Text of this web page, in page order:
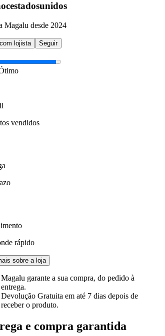
Magalu desde 2024
lojista Seguir
vendidos
rápido
sobre a loja
Magalu garante a sua compra, do pedido à
entrega.
Devolução Gratuita em até 7 dias depois de
receber o produto.
e compra garantida